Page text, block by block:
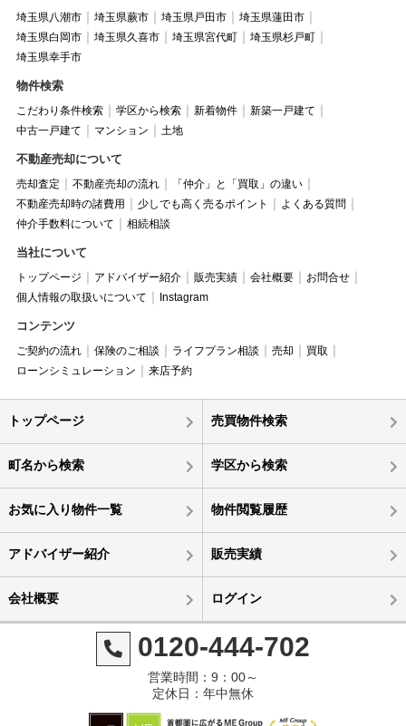
埼玉県八潮市 埼玉県蕨市 埼玉県戸田市
埼玉県蓮田市
埼玉県白岡市
埼玉県久喜市 埼玉県宮代町
埼玉県杉戸町
埼玉県幸手市
物件検索
こだわり条件検索 学区から検索 新着物件
新築一戸建て
中古一戸建て
マンション 土地
不動産売却について
売却査定 不動産売却の流れ
「仲介」と「買取」の違い
不動産売却時の諸費用
少しでも高く売るポイント
よくある質問
仲介手数料について
相続相談
当社について
トップページ アドバイザー紹介 販売実績 会社概要
お問合せ
個人情報の取扱いについて
Instagram
コンテンツ
ご契約の流れ 保険のご相談 ライフプラン相談 売却
買取
ローンシミュレーション
来店予約
トップページ 売買物件検索
町名から検索 学区から検索
お気に入り物件一覧 物件閲覧履歴
アドバイザー紹介 販売実績
会社概要 ログイン
0120-444-702
営業時間：9：00～
定休日：年中無休